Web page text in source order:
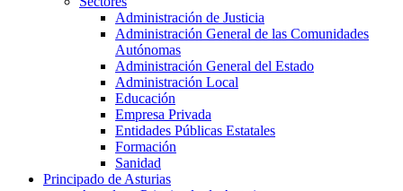
Administración de Justicia
Administración General de las Comunidades
Autónomas
Administración General del Estado
Administración Local
Educación
Empresa Privada
Entidades Públicas Estatales
Formación
Sanidad
Principado de Asturias